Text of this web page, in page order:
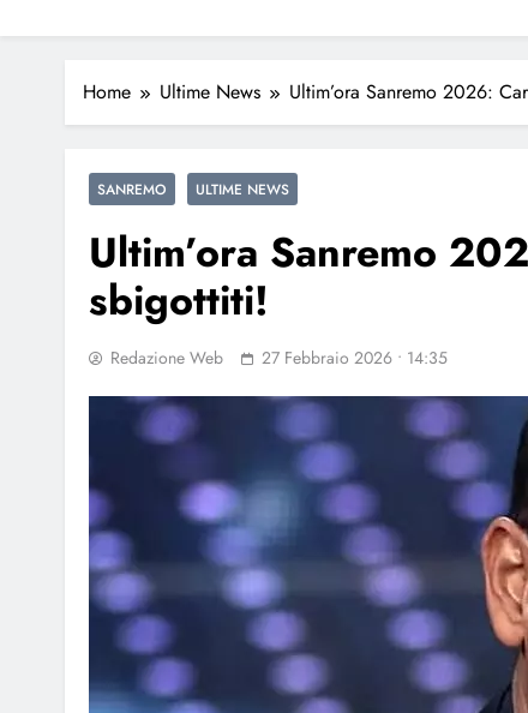
Home Ultime News Ultim’ora Sanremo 2026:
SANREMO ULTIME NEWS
Ultim’ora Sanremo
sbigottiti!
Redazione Web 27 Febbraio 2026 • 14:35